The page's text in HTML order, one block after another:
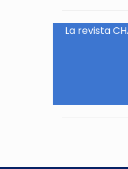
La revista